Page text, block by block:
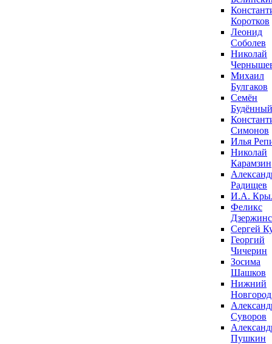
Коротков
Леонид
Соболев
Николай
Михаил
Булгаков
Семён
Будённый
Симонов
Илья
Николай
Карамзин
Радищев
И.А.
Феликс
Сергей
Георгий
Чичерин
Зосима
Шашков
Нижний
Новгород
Суворов
Пушкин